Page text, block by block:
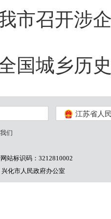
市召开涉
国城乡历
江苏省人
们
站标识码：3212810002
化市人民政府办公室